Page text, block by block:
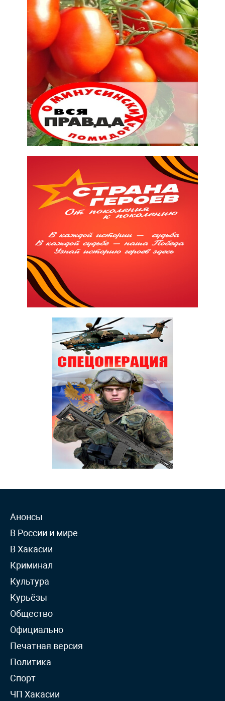
Анонсы
В России и мире
В Хакасии
Криминал
Культура
Курьёзы
Общество
Официально
Печатная версия
Политика
Спорт
ЧП Хакасии